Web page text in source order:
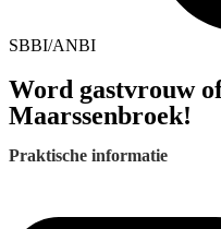
SBBI/ANBI
Word gastvrouw
Maarssenbroek!
Praktische informatie